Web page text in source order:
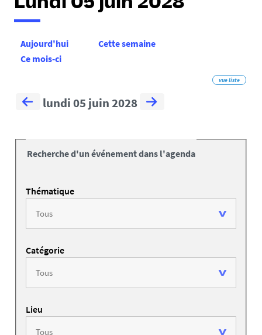
Lundi 05 juin 2028
Aujourd'hui
Cette semaine
Ce mois-ci
vue liste
lundi 05 juin 2028
Recherche d'un événement dans l'agenda
Thématique
Catégorie
Lieu